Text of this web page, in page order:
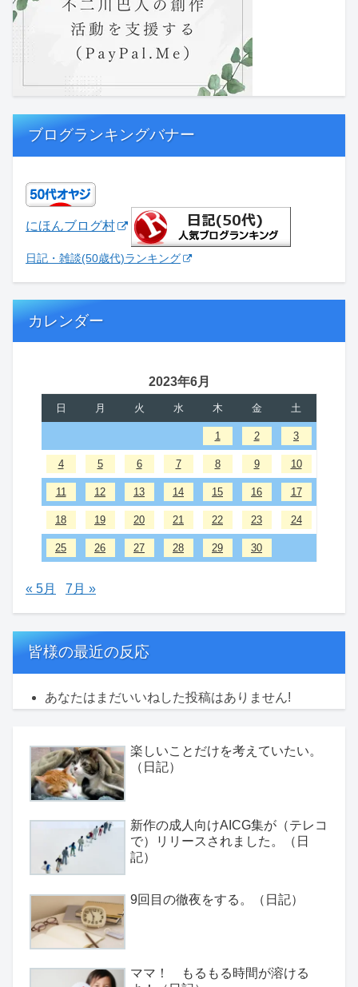
ブログランキングバナー
にほんブログ村
日記・雑談(50歳代)ランキング
カレンダー
2023年6月
日 月 火 水 木 金 土
1 2 3
4 5 6 7 8 9 10
11 12 13 14 15 16 17
18 19 20 21 22 23 24
25 26 27 28 29 30
« 5月 7月 »
皆様の最近の反応
あなたはまだいいねした投稿はありません!
楽しいことだけを考えていたい。
（日記）
新作の成人向けAICG集が（テレコ
で）リリースされました。（日
記）
9回目の徹夜をする。（日記）
ママ！ もるもる時間が溶ける